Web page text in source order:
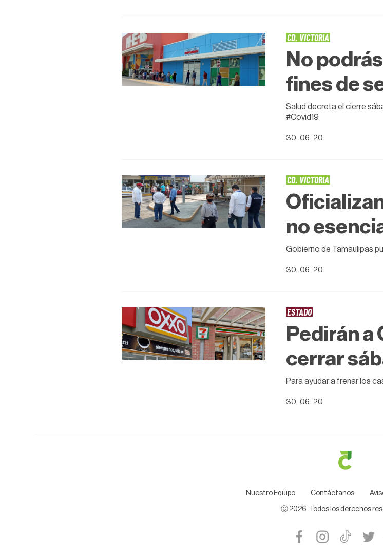
CD. VICTORIA
No
fines de
Salud decreta el cierre
#Covid19
30 . 06 . 20
CD. VICTORIA
no
Gobierno de Tamaulipas
30 . 06 . 20
ESTADO
Pedirán a
cerrar
Para ayudar a frenar los
30 . 06 . 20
Nuestro Equipo Contáctanos
Ⓒ 2026. Todos los derechos